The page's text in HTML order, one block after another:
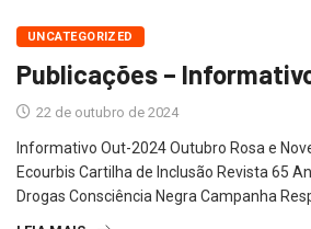
UNCATEGORIZED
Publicações –
22 de outubro de 2024
Informativo Out-2024 Outubro Rosa e
Ecourbis Cartilha de Inclusão Revista 65
Drogas Consciência Negra Campanha